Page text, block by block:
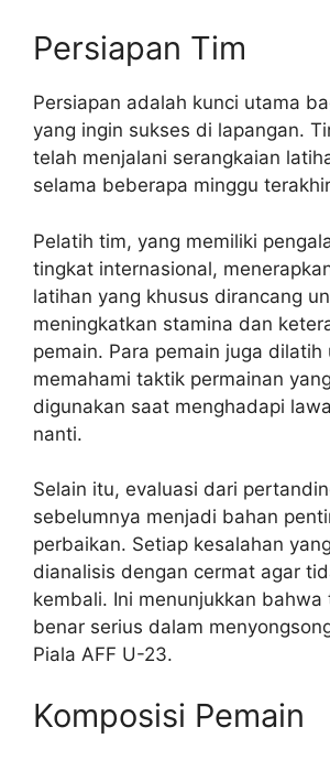
Persiapan Tim
Persiapan adalah kunci utama
yang ingin sukses di lapangan.
telah menjalani serangkaian
selama beberapa minggu
Pelatih tim, yang memiliki
tingkat internasional,
latihan yang khusus dirancang
meningkatkan stamina dan
pemain. Para pemain juga dilatih
memahami taktik permainan
digunakan saat menghadapi
nanti.
Selain itu, evaluasi dari
sebelumnya menjadi bahan
perbaikan. Setiap kesalahan
dianalisis dengan cermat agar
kembali. Ini menunjukkan bahwa
benar serius dalam
Piala AFF U-23.
Komposisi Pemain